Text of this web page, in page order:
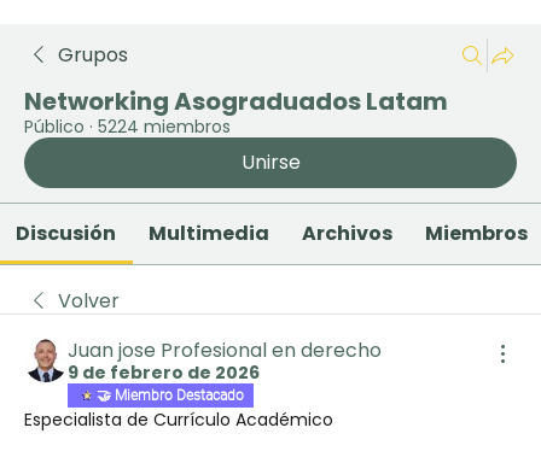
Grupos
Networking Asograduados Latam
Público · 5224 miembros
Unirse
Discusión Multimedia Archivos Miembros
Volver
Juan jose Profesional en derecho
9 de febrero de 2026
🤝 Miembro Destacado
Especialista de Currículo Académico